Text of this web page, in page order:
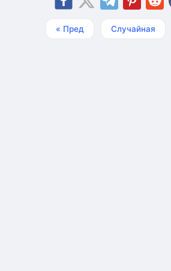
« Пред Случайная